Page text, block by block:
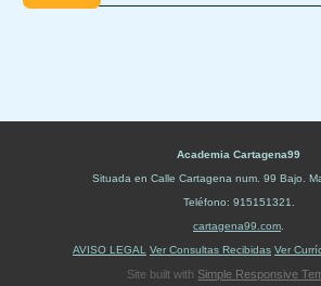
Academia Cartagena99
Situada en Calle Cartagena num. 99 Bajo
Teléfono: 915151321
cartagena99.com
AVISO LEGAL
Ver Consultas Recibidas Ver
Site built with Simple Responsive